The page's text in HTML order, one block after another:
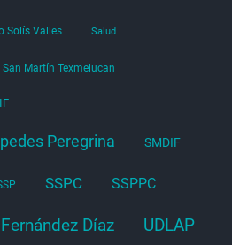
Solís Valles Salud
San Martín Texmelucan
Peregrina SMDIF
SSPC SSPPC
Díaz UDLAP